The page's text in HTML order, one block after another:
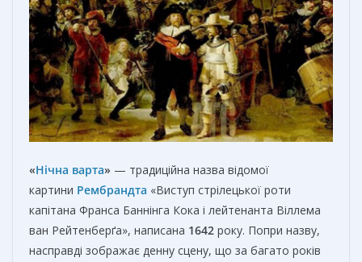
«Нічна варта» — традиційна назва відомої
картини Рембрандта «Виступ стрілецької роти
капітана Франса Баннінга Кока і лейтенанта Віллема
ван Рейтенберґа», написана 1642 року. Попри назву,
насправді зображає денну сцену, що за багато років